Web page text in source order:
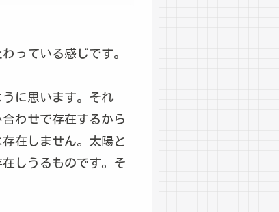
っている感じです。
に思います。それ
わせで存在するから
在しません。太陽と
しうるものです。そ